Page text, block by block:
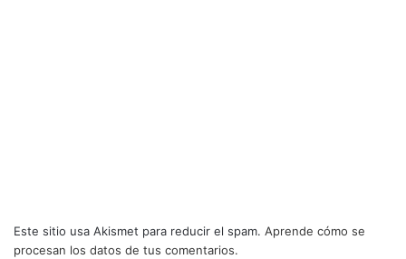
Este sitio usa Akismet para reducir el spam. Aprende cómo se
procesan los datos de tus comentarios.